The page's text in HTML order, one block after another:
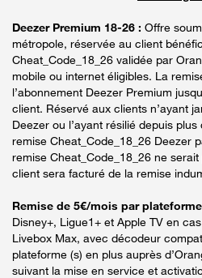
Deezer Premium 18-26 : Offre
métropole, réservée au client
Cheat_Code_18_26 validée par
mobile ou internet éligibles. La
l’abonnement Deezer Premium
client. Réservé aux clients n’ayant
Deezer ou l’ayant résilié depuis
remise Cheat_Code_18_26 Deezer
remise Cheat_Code_18_26 ne
client sera facturé de la remise
Remise de 5€/mois par
Disney+, Ligue1+ et Apple TV en
Livebox Max, avec décodeur
plateforme (s) en plus auprès
suivant la mise en service et